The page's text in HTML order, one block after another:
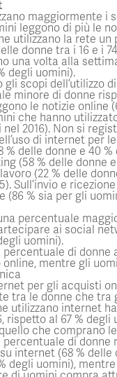
maggiormente i
leggono di più le
utilizzano la rete un
donne tra i 16 e i
una volta alla
degli uomini).
gli scopi dell’utilizzo
minore di donne
le notizie online
che hanno
2016). Non si
di internet per
% delle donne e 40 %
(58 % delle donne
(22 % delle
Sull’invio e
(86 % sia per gli
percentuale
ai social
uomini).
percentuale di donne
mentre gli
per gli acquisti
tra le donne che tra
utilizzano internet
rispetto al 67 % degli
che comprano
percentuale di donne
internet (68 % delle
degli uomini),